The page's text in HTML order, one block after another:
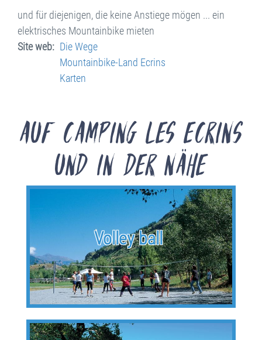
und für diejenigen, die keine Anstiege mögen ... ein
elektrisches Mountainbike mieten
Site web
Die Wege
Mountainbike-Land Ecrins
Karten
Auf Camping les Ecrins
und in der Nähe
Volley ball